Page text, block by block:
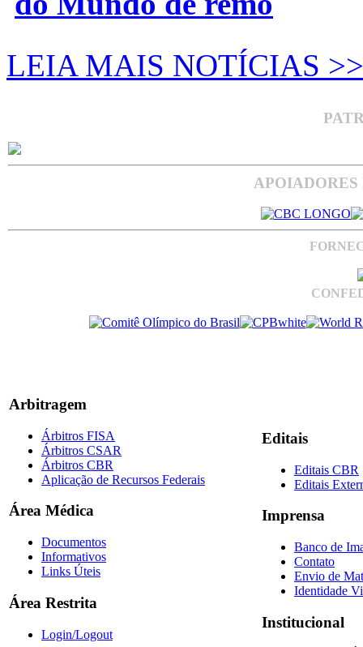
LEIA MAIS NOTÍCIAS >>
Arbitragem
Árbitros FISA
Árbitros CSAR
Árbitros CBR
Aplicação de Recursos Federais
Área Médica
Documentos
Informativos
Links Úteis
Área Restrita
Login/Logout
Editais
Editais CBR
Editais
Imprensa
Banco de
Contato
Envio de
Identidade
Institucional